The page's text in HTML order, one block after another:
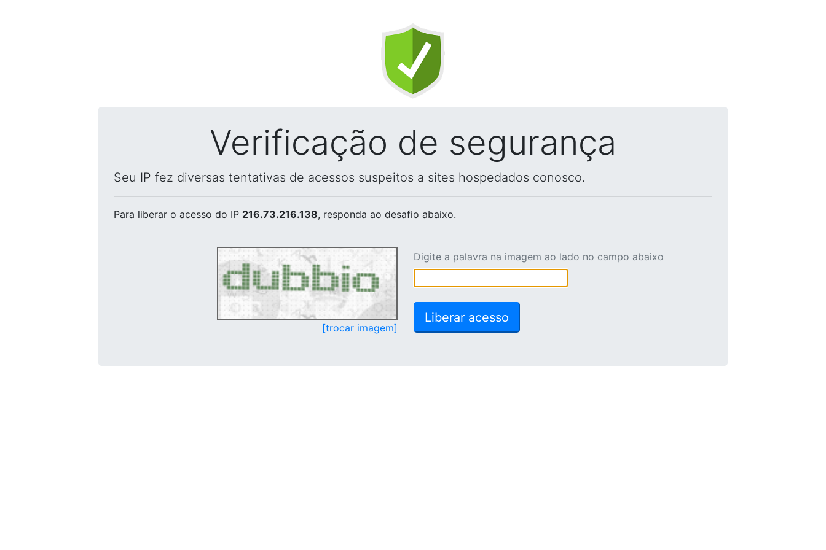
Verificação de segurança
Seu IP fez diversas tentativas de acessos suspeitos a sites hospedados conosco.
Para liberar o acesso do IP 216.73.216.138, responda ao desafio abaixo.
[trocar imagem]
Digite a palavra na imagem ao lado no campo abaixo